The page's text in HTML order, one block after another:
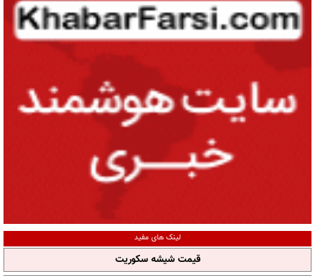
لینک های مفید
قیمت شیشه سکوریت